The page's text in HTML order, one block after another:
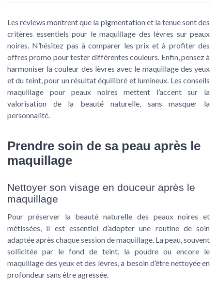
Les reviews montrent que la pigmentation et la tenue sont des
critères essentiels pour le maquillage des lèvres sur peaux
noires. N’hésitez pas à comparer les prix et à profiter des
offres promo pour tester différentes couleurs. Enfin, pensez à
harmoniser la couleur des lèvres avec le maquillage des yeux
et du teint, pour un résultat équilibré et lumineux. Les conseils
maquillage pour peaux noires mettent l’accent sur la
valorisation de la beauté naturelle, sans masquer la
personnalité.
Prendre soin de sa peau après le
maquillage
Nettoyer son visage en douceur après le
maquillage
Pour préserver la beauté naturelle des peaux noires et
métissées, il est essentiel d’adopter une routine de soin
adaptée après chaque session de maquillage. La peau, souvent
sollicitée par le fond de teint, la poudre ou encore le
maquillage des yeux et des lèvres, a besoin d’être nettoyée en
profondeur sans être agressée.